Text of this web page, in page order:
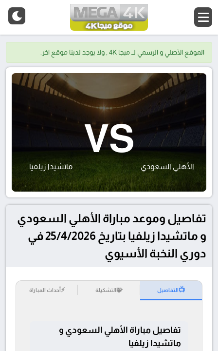
الموقع الأصلي و الرسمي لــ ميجا 4K , ولا يوجد لدينا موقع اخر.
الأهلي السعودي
VS
ماتشيدا زيلفيا
تفاصيل وموعد مباراة الأهلي السعودي
و ماتشيدا زيلفيا بتاريخ 25/4/2026 في
دوري النخبة الأسيوي
📺التفاصيل 🧩التشكيلة ⚡أحداث المباراة
تفاصيل مباراة الأهلي السعودي و
ماتشيدا زيلفيا